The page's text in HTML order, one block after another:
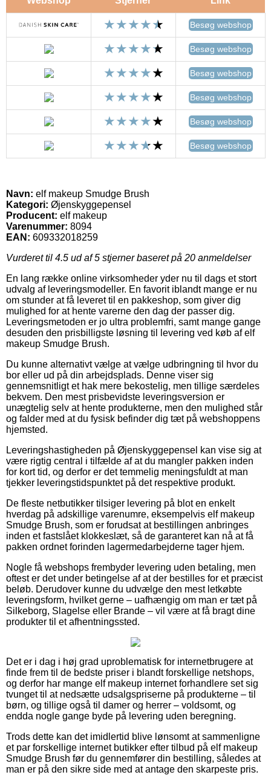
Besøg webshop
Besøg webshop
Besøg webshop
Besøg webshop
Besøg webshop
Besøg webshop
Navn: elf makeup Smudge Brush
Kategori: Øjenskyggepensel
Producent: elf makeup
Varenummer: 8094
EAN: 609332018259
Vurderet til 4.5 ud af 5 stjerner baseret på 20 anmeldelser
En lang række online virksomheder yder nu til dags et stort
udvalg af leveringsmodeller. En favorit iblandt mange er nu
om stunder at få leveret til en pakkeshop, som giver dig
mulighed for at hente varerne den dag der passer dig.
Leveringsmetoden er jo ultra problemfri, samt mange gange
desuden den prisbilligste løsning til levering ved køb af elf
makeup Smudge Brush.
Du kunne alternativt vælge at vælge udbringning til hvor du
bor eller ud på din arbejdsplads. Denne viser sig
gennemsnitligt et hak mere bekostelig, men tillige særdeles
bekvem. Den mest prisbevidste leveringsversion er
unægtelig selv at hente produkterne, men den mulighed står
og falder med at du fysisk befinder dig tæt på webshoppens
hjemsted.
Leveringshastigheden på Øjenskyggepensel kan vise sig at
være rigtig central i tilfælde af at du mangler pakken inden
for kort tid, og derfor er det temmelig meningsfuldt at man
tjekker leveringstidspunktet på det respektive produkt.
De fleste netbutikker tilsiger levering på blot en enkelt
hverdag på adskillige varenumre, eksempelvis elf makeup
Smudge Brush, som er forudsat at bestillingen anbringes
inden et fastslået klokkeslæt, så de garanteret kan nå at få
pakken ordnet forinden lagermedarbejderne tager hjem.
Nogle få webshops frembyder levering uden betaling, men
oftest er det under betingelse af at der bestilles for et præcist
beløb. Derudover kunne du udvælge den mest letkøbte
leveringsform, hvilket gerne – uafhængig om man er tæt på
Silkeborg, Slagelse eller Brande – vil være at få bragt dine
produkter til et afhentningssted.
Det er i dag i høj grad uproblematisk for internetbrugere at
finde frem til de bedste priser i blandt forskellige netshops,
og derfor har mange elf makeup internet forhandlere set sig
tvunget til at nedsætte udsalgspriserne på produkterne – til
børn, og tillige også til damer og herrer – voldsomt, og
endda nogle gange byde på levering uden beregning.
Trods dette kan det imidlertid blive lønsomt at sammenligne
et par forskellige internet butikker efter tilbud på elf makeup
Smudge Brush før du gennemfører din bestilling, således at
man er på den sikre side med at antage den skarpeste pris.